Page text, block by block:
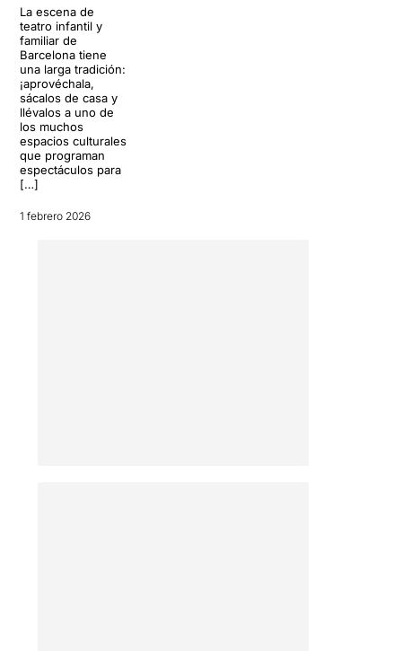
La escena de
teatro infantil y
familiar de
Barcelona tiene
una larga tradición:
¡aprovéchala,
sácalos de casa y
llévalos a uno de
los muchos
espacios culturales
que programan
espectáculos para
[…]
1 febrero 2026